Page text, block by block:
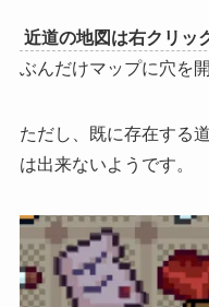
近道の地図は右クリッ
ぶんだけマップに穴を
ただし、既に存在する
は出来ないようです。